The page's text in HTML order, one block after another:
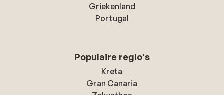
Griekenland
Portugal
Populaire regio's
Kreta
Gran Canaria